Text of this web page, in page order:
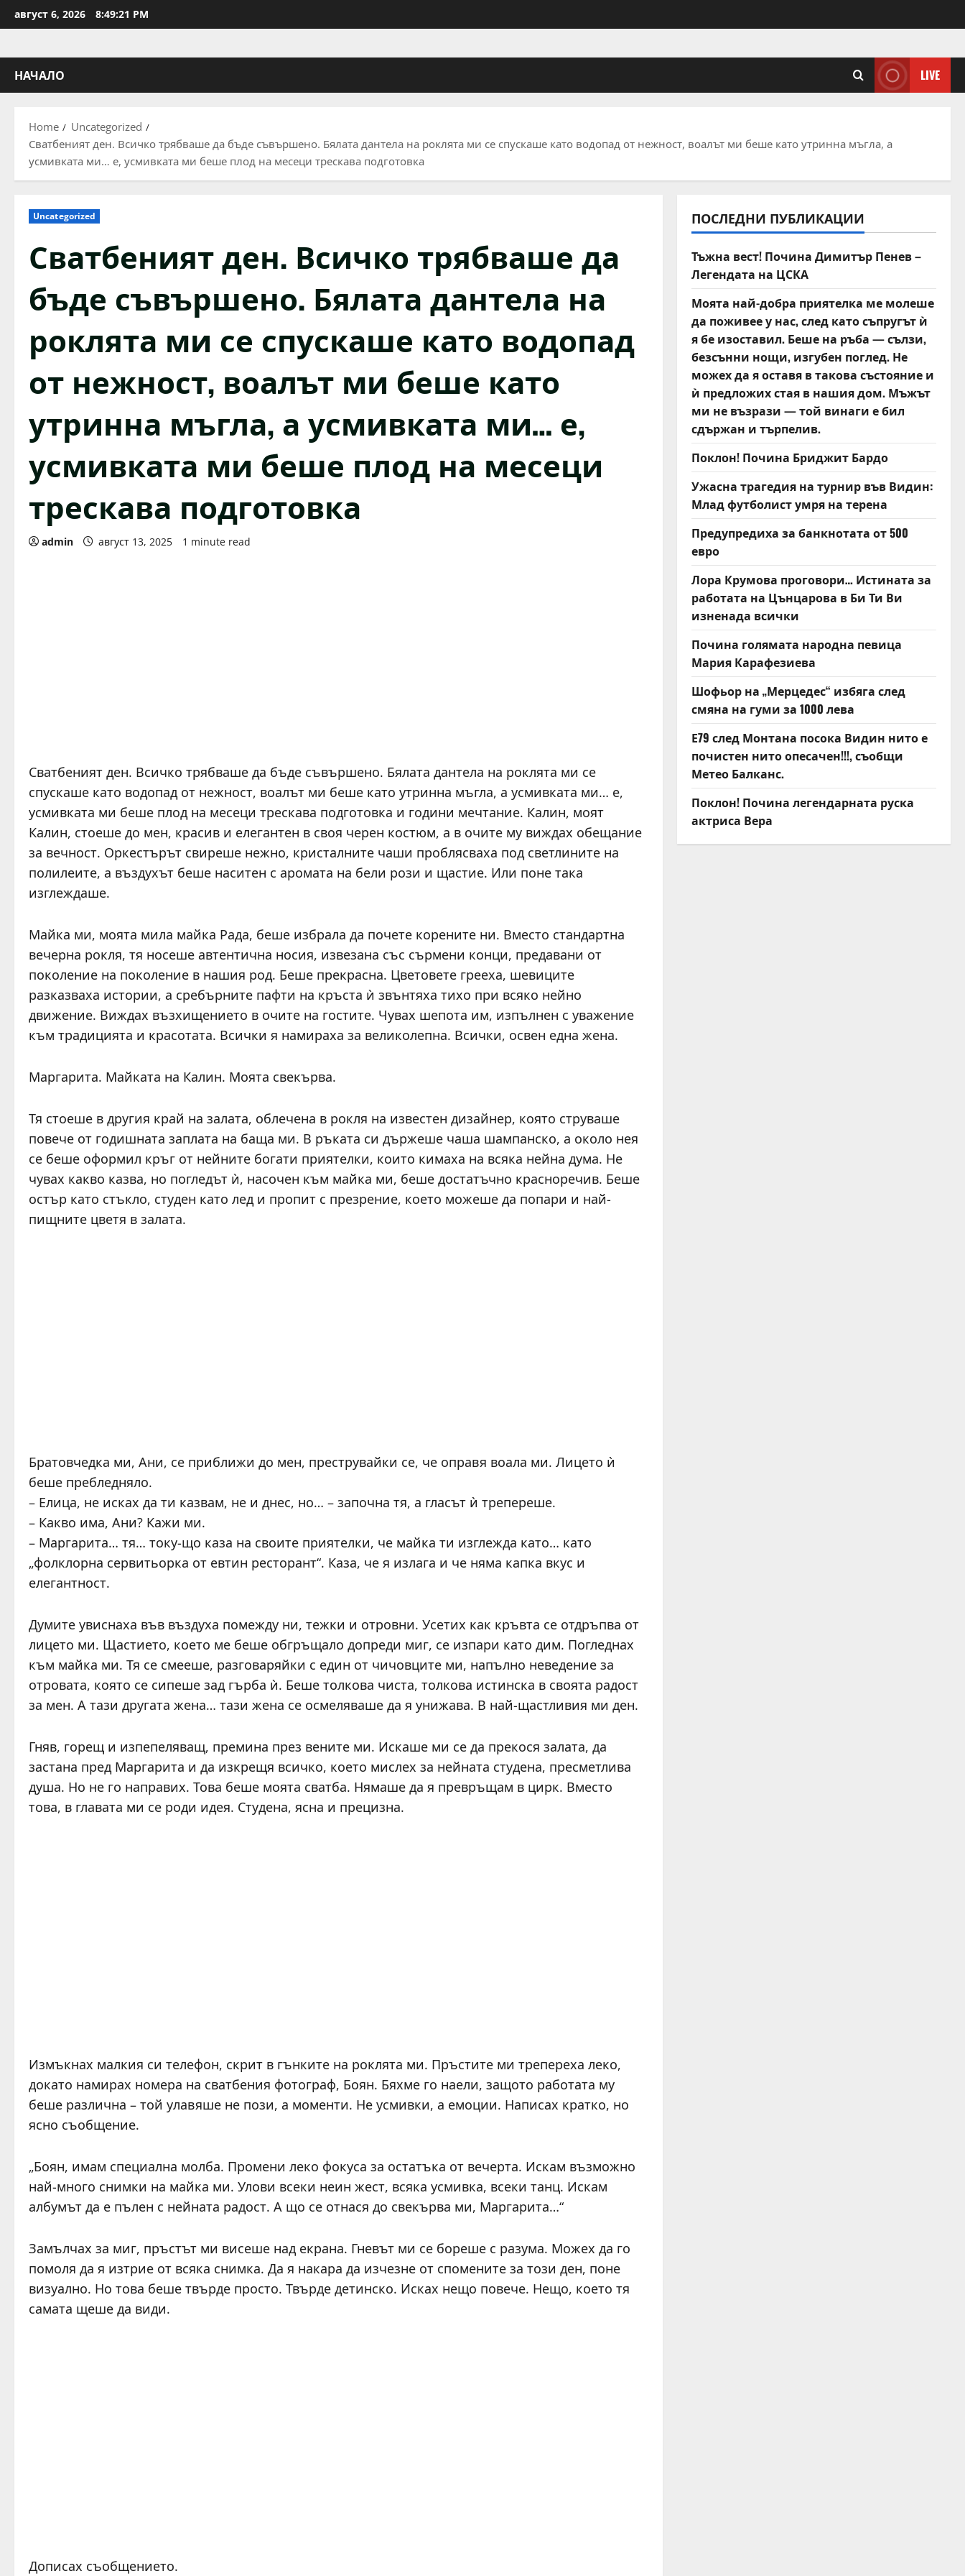
to
август 6, 2026 8:49:22 PM
НАЧАЛО LIVE
Home
Uncategorized
Сватбеният ден. Всичко трябваше да бъде съвършено. Бялата дантела на роклята ми се спускаше като водопад от нежност, воалът ми беше като утринна мъгла, а
усмивката ми… е, усмивката ми беше плод на месеци трескава подготовка
Uncategorized
Сватбеният ден. Всичко трябваше да
бъде съвършено. Бялата дантела на
роклята ми се спускаше като водопад
от нежност, воалът ми беше като
утринна мъгла, а усмивката ми… е,
усмивката ми беше плод на месеци
трескава подготовка
admin август 13, 2025 1 minute read
Сватбеният ден. Всичко трябваше да бъде съвършено. Бялата дантела на роклята ми се
спускаше като водопад от нежност, воалът ми беше като утринна мъгла, а усмивката ми… е,
усмивката ми беше плод на месеци трескава подготовка и години мечтание. Калин, моят
Калин, стоеше до мен, красив и елегантен в своя черен костюм, а в очите му виждах обещание
за вечност. Оркестърът свиреше нежно, кристалните чаши проблясваха под светлините на
полилеите, а въздухът беше наситен с аромата на бели рози и щастие. Или поне така
изглеждаше.
Майка ми, моята мила майка Рада, беше избрала да почете корените ни. Вместо стандартна
вечерна рокля, тя носеше автентична носия, извезана със сърмени конци, предавани от
поколение на поколение в нашия род. Беше прекрасна. Цветовете грееха, шевиците
разказваха истории, а сребърните пафти на кръста ѝ звънтяха тихо при всяко нейно
движение. Виждах възхищението в очите на гостите. Чувах шепота им, изпълнен с уважение
към традицията и красотата. Всички я намираха за великолепна. Всички, освен една жена.
Маргарита. Майката на Калин. Моята свекърва.
Тя стоеше в другия край на залата, облечена в рокля на известен дизайнер, която струваше
повече от годишната заплата на баща ми. В ръката си държеше чаша шампанско, а около нея
се беше оформил кръг от нейните богати приятелки, които кимаха на всяка нейна дума. Не
чувах какво казва, но погледът ѝ, насочен към майка ми, беше достатъчно красноречив. Беше
остър като стъкло, студен като лед и пропит с презрение, което можеше да попари и най-
пищните цветя в залата.
Братовчедка ми, Ани, се приближи до мен, преструвайки се, че оправя воала ми. Лицето ѝ
беше пребледняло.
– Елица, не исках да ти казвам, не и днес, но… – започна тя, а гласът ѝ трепереше.
– Какво има, Ани? Кажи ми.
– Маргарита… тя… току-що каза на своите приятелки, че майка ти изглежда като… като
„фолклорна сервитьорка от евтин ресторант“. Каза, че я излага и че няма капка вкус и
елегантност.
Думите увиснаха във въздуха помежду ни, тежки и отровни. Усетих как кръвта се отдръпва от
лицето ми. Щастието, което ме беше обгръщало допреди миг, се изпари като дим. Погледнах
към майка ми. Тя се смееше, разговаряйки с един от чичовците ми, напълно неведение за
отровата, която се сипеше зад гърба ѝ. Беше толкова чиста, толкова истинска в своята радост
за мен. А тази другата жена… тази жена се осмеляваше да я унижава. В най-щастливия ми ден.
Гняв, горещ и изпепеляващ, премина през вените ми. Искаше ми се да прекося залата, да
застана пред Маргарита и да изкрещя всичко, което мислех за нейната студена, пресметлива
душа. Но не го направих. Това беше моята сватба. Нямаше да я превръщам в цирк. Вместо
това, в главата ми се роди идея. Студена, ясна и прецизна.
Измъкнах малкия си телефон, скрит в гънките на роклята ми. Пръстите ми трепереха леко,
докато намирах номера на сватбения фотограф, Боян. Бяхме го наели, защото работата му
беше различна – той улавяше не пози, а моменти. Не усмивки, а емоции. Написах кратко, но
ясно съобщение.
„Боян, имам специална молба. Промени леко фокуса за остатъка от вечерта. Искам възможно
най-много снимки на майка ми. Улови всеки неин жест, всяка усмивка, всеки танц. Искам
албумът да е пълен с нейната радост. А що се отнася до свекърва ми, Маргарита…“
Замълчах за миг, пръстът ми висеше над екрана. Гневът ми се бореше с разума. Можех да го
помоля да я изтрие от всяка снимка. Да я накара да изчезне от спомените за този ден, поне
визуално. Но това беше твърде просто. Твърде детинско. Исках нещо повече. Нещо, което тя
самата щеше да види.
Дописах съобщението.
ПОСЛЕДНИ ПУБЛИКАЦИИ
Тъжна вест! Почина Димитър Пенев –
Легендата на ЦСКА
Моята най-добра приятелка ме молеше
да поживее у нас, след като съпругът ѝ
я бе изоставил. Беше на ръба — сълзи,
безсънни нощи, изгубен поглед. Не
можех да я оставя в такова състояние и
ѝ предложих стая в нашия дом. Мъжът
ми не възрази — той винаги е бил
сдържан и търпелив.
Поклон! Почина Бриджит Бардо
Ужасна трагедия на турнир във Видин:
Млад футболист умря на терена
Предупредиха за банкнотата от 500
евро
Лора Крумова проговори… Истината за
работата на Цънцарова в Би Ти Ви
изненада всички
Почина голямата народна певица
Мария Карафезиева
Шофьор на „Мерцедес“ избяга след
смяна на гуми за 1000 лева
Е79 след Монтана посока Видин нито е
почистен нито опесачен!!!, съобщи
Метео Балканс.
Поклон! Почина легендарната руска
актриса Вера